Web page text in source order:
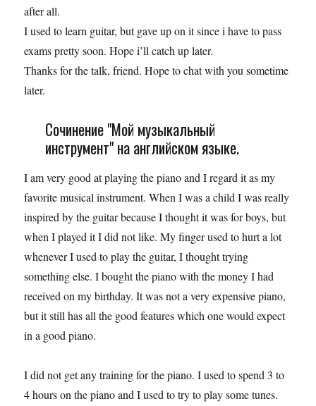
after all.
I used to learn guitar, but gave up on it since i have to pass
exams pretty soon. Hope i’ll catch up later.
Thanks for the talk, friend. Hope to chat with you sometime
later.
Сочинение "Мой музыкальный
инструмент" на английском языке.
I am very good at playing the piano and I regard it as my
favorite musical instrument. When I was a child I was really
inspired by the guitar because I thought it was for boys, but
when I played it I did not like. My finger used to hurt a lot
whenever I used to play the guitar, I thought trying
something else. I bought the piano with the money I had
received on my birthday. It was not a very expensive piano,
but it still has all the good features which one would expect
in a good piano.
I did not get any training for the piano. I used to spend 3 to
4 hours on the piano and I used to try to play some tunes.